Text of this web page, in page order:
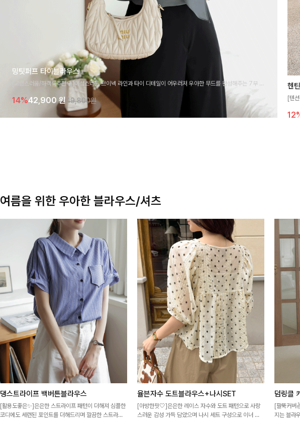
밍팃퍼프 타이블라우스
[고급스러움/하객룩추천💎]여성스러운 브이넥 라인과 타이 디테일이 어우러져 우아한 무드를 완성해주는 7부 블
라우스 🤍 여유로운 7부 소매로 편안하게 착용되며 데일리룩부터 출근룩, 하객룩까지 세련된 스타일링을 연출하
기 좋은 아이템이에요
14%42,900원 49,800원
[텐
게
여름을 위한 우아한 블라우스/셔츠
댕스트라이프 백버튼블라우스
[활용도좋은✨]은은한 스트라이프 패턴이 더해져 심플한
코디에도 세련된 포인트를 더해드리며 깔끔한 스트라이
율븐자수 도트블라우스+나시SET
[아방한핏🤍]은은한 레이스 자수와 도트 패턴으로 사랑
스러운 감성 가득 담았으며 나시 세트 구성으로 이너 걱
덤링클
[팔뚝커버
지는 블라